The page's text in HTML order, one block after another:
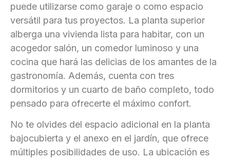
puede utilizarse como garaje o como espacio
versátil para tus proyectos. La planta superior
alberga una vivienda lista para habitar, con un
acogedor salón, un comedor luminoso y una
cocina que hará las delicias de los amantes de la
gastronomía. Además, cuenta con tres
dormitorios y un cuarto de baño completo, todo
pensado para ofrecerte el máximo confort.
No te olvides del espacio adicional en la planta
bajocubierta y el anexo en el jardín, que ofrece
múltiples posibilidades de uso. La ubicación es